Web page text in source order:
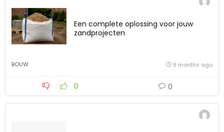
Een complete oplossing voor jouw
zandprojecten
BOUW 9 months ago
0 0